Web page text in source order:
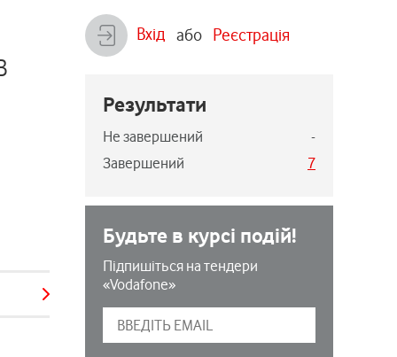
Вхід або Реєстрація
Результати
Не завершений
-
Завершений
7
Будьте в курсі подій!
Підпишіться на тендери
«Vodafone»